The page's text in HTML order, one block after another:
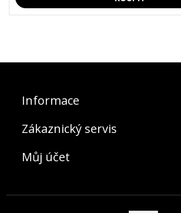
Informace
Zákaznický servis
Můj účet